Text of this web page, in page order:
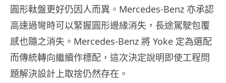
圓形軚盤更好仍因人而異。Mercedes-Benz 亦承認
高速過彎時可以緊握圓形邊緣消失，長途駕駛包覆
感也隨之消失。Mercedes-Benz 將 Yoke 定為選配
而傳統轉向繼續作標配，這次決定說明即使工程問
題解決設計上取捨仍然存在。